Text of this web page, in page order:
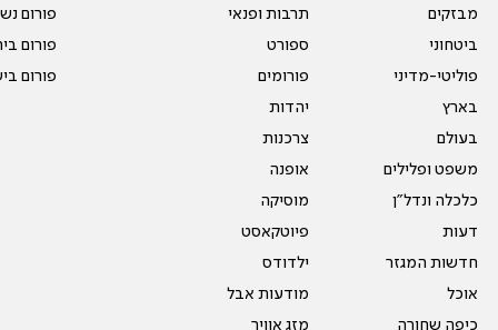
מבזקים
ביטחוני
פוליטי-מדיני
בארץ
בעולם
משפט ופלילים
כלכלה ונדל"ן
דעות
חדשות המגזר
אוכל
כיפה שחורה
תרבות ופנאי
ספורט
פורומים
יהדות
צרכנות
אופנה
מוסיקה
פיוטקאסט
ילדודס
מודעות אבל
מזג אוויר
פורום
פורום
פורום